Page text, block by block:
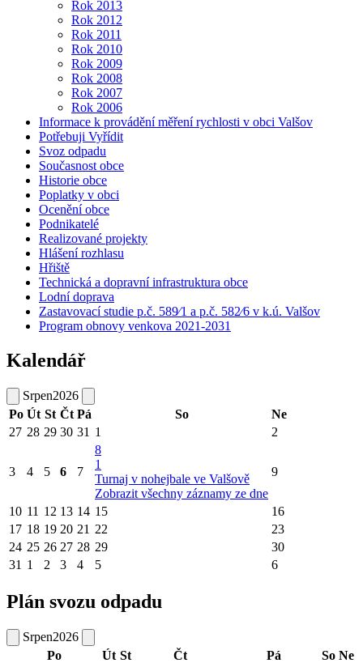
Rok 2013
Rok 2012
Rok 2011
Rok 2010
Rok 2009
Rok 2008
Rok 2007
Rok 2006
Informace k provádění měření rychlosti v obci Valšov
Potřebuji Vyřídit
Svoz odpadu
Současnost obce
Historie obce
Poplatky v obci
Ocenění obce
Podnikatelé
Realizované projekty
Hlášení rozhlasu
Hřiště
Technická a dopravní infrastruktura obce
Lodní doprava
Zastavovací studie p.č. 589⁄1 a p.č. 582⁄6 v k.ú. Valšov
Program obnovy venkova 2021-2031
Kalendář
Srpen2026
Po Út St Čt Pá So
Ne
27 28 29 30 31 1 2
3 4 5 6 7
8
1
Turnaj v nohejbale ve Valšově
Zobrazit všechny záznamy ze dne
9
10 11 12 13 14 15
16
17 18 19 20 21 22
23
24 25 26 27 28 29
30
31 1 2 3 4 5 6
Plán svozu odpadu
Srpen2026
Po
Út St Čt Pá So Ne